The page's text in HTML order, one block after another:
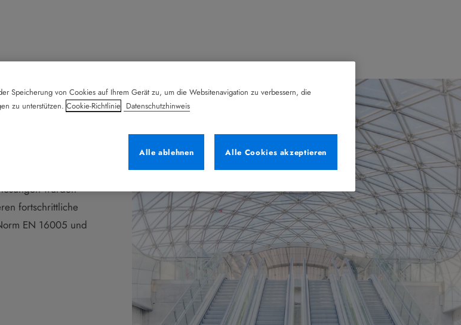
wurden
fortschrittliche
EN 16005 und
Speicherung von Cookies auf Ihrem Gerät zu, um die Websitenavigation zu verbessern, die
zu unterstützen. Cookie-Richtlinie Datenschutzhinweis
Alle ablehnen
Alle Cookies akzeptieren